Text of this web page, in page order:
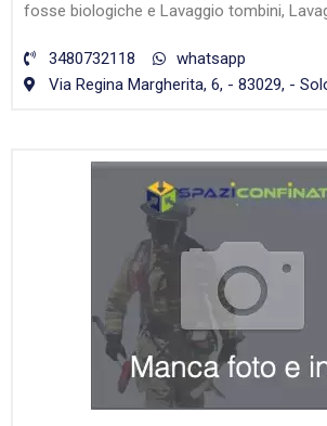
fosse biologiche e Lavaggio tombini,
3480732118
whatsapp
Via Regina Margherita, 6, - 83029, -